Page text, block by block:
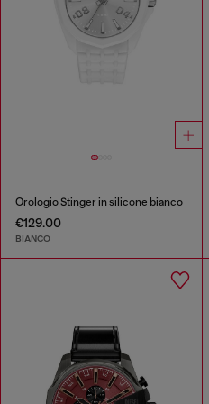
Orologio Stinger in silicone bianco
€129.00
BIANCO